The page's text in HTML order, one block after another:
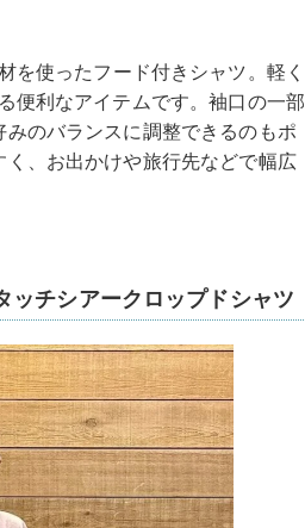
を使ったフード付きシャツ。軽く
便利なアイテムです。袖口の一部
のバランスに調整できるのもポ
、お出かけや旅行先などで幅広
チシアークロップドシャツ